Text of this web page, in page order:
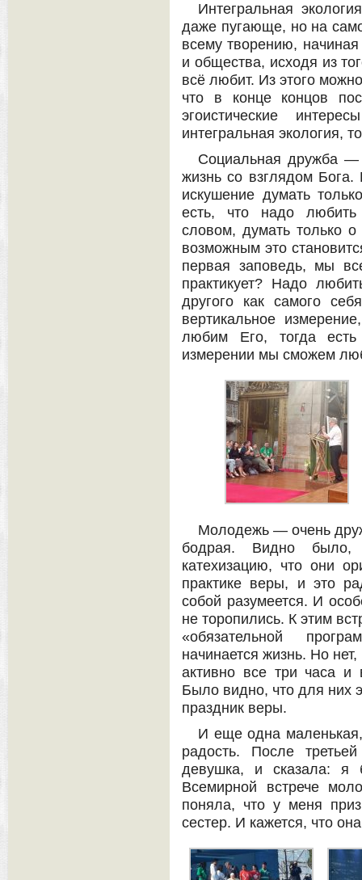
Интегральная
даже пугающе, но на
всему творению,
и общества, исходя из
всё любит. Из этого
что в конце концов
эгоистические
интегральная экология,
Социальная дружба —
жизнь со взглядом Бога.
искушение думать
есть, что надо
словом, думать только
возможным это
первая заповедь, мы
практикует? Надо
другого как самого
вертикальное
любим Его, тогда
измерении мы сможем
Молодежь — очень
бодрая. Видно
катехизацию, что они
практике веры, и это
собой разумеется. И
не торопились. К этим
«обязательной
начинается жизнь. Но
активно все три часа и
Было видно, что для них
праздник веры.
И еще одна
радость. После
девушка, и сказала: я
Всемирной встрече
поняла, что у меня
сестер. И кажется, что